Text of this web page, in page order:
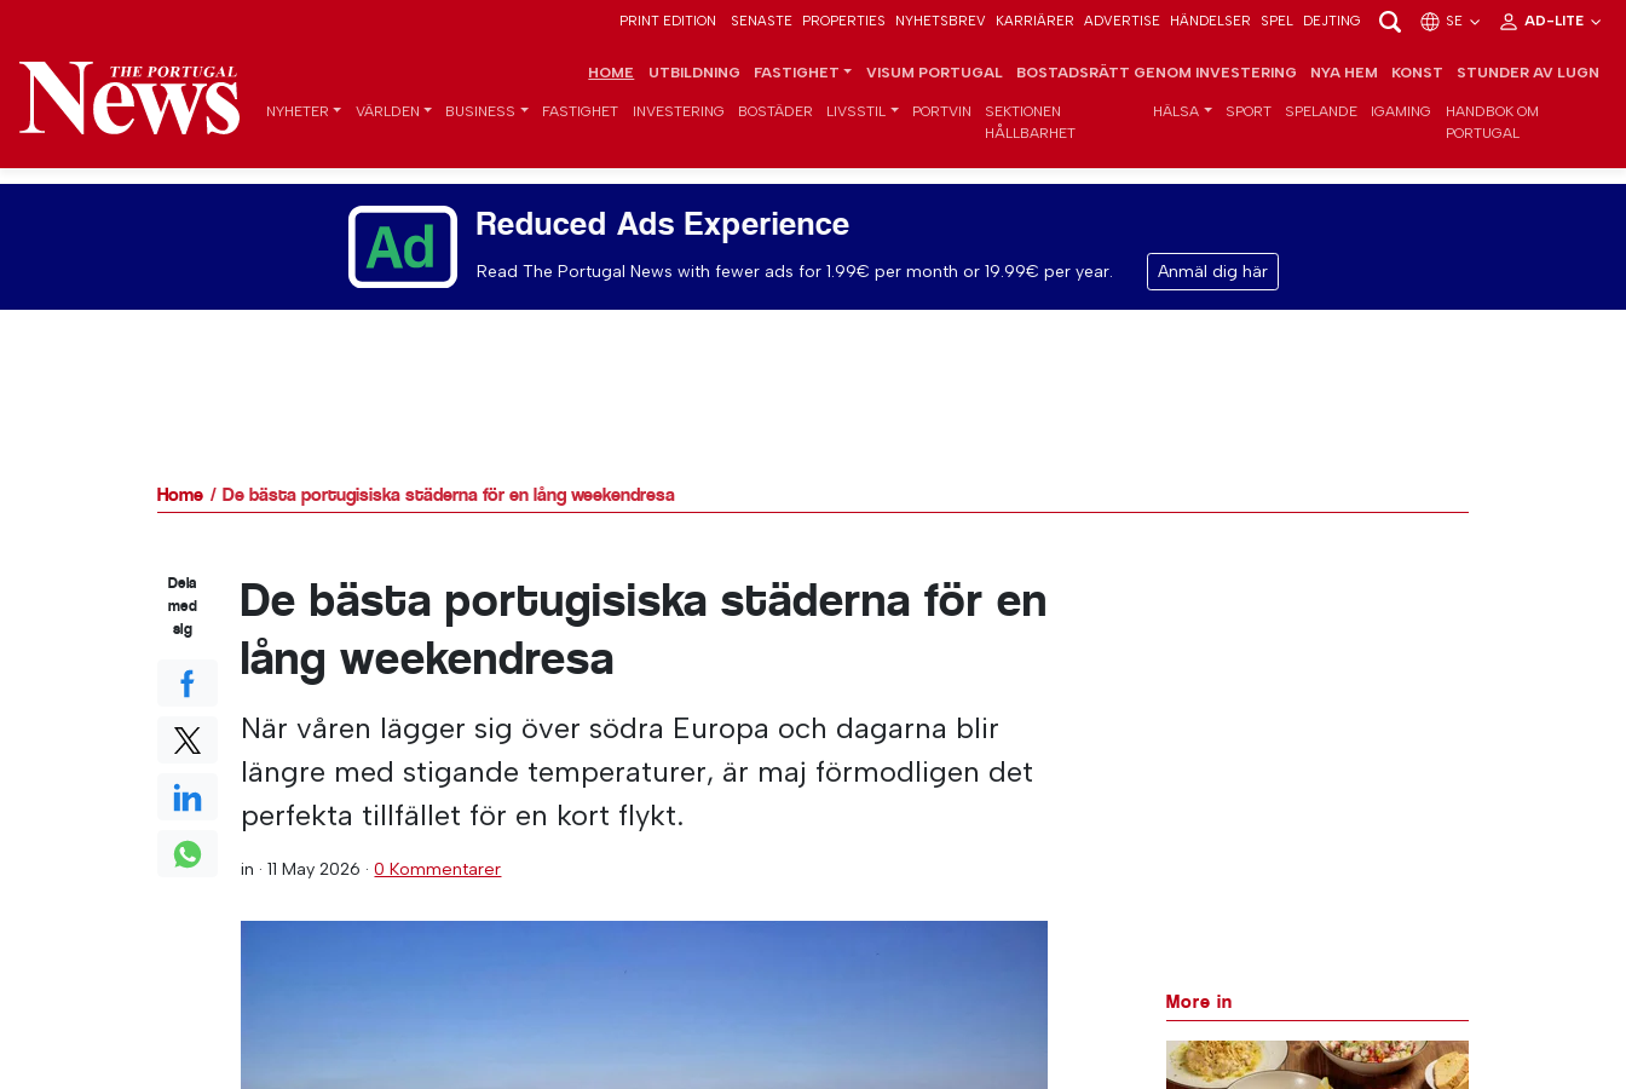
PRINT EDITION SENASTE PROPERTIES NYHETSBREV KARRIÄRER ADVERTISE HÄNDELSER SPEL DEJTING SE AD-LITE
HOME UTBILDNING FASTIGHET VISUM PORTUGAL BOSTADSRÄTT GENOM INVESTERING NYA HEM KONST STUNDER AV LUGN
NYHETER VÄRLDEN BUSINESS FASTIGHET INVESTERING BOSTÄDER LIVSSTIL PORTVIN
SEKTIONEN
HÅLLBARHET
HÄLSA SPORT SPELANDE IGAMING
HANDBOK OM
PORTUGAL
Reduced Ads Experience
Read The Portugal News with fewer ads for 1.99€ per month or 19.99€ per year. Anmäl dig här
Home De bästa portugisiska städerna för en lång weekendresa
De bästa portugisiska städerna för en
lång weekendresa
När våren lägger sig över södra Europa och dagarna blir
längre med stigande temperaturer, är maj förmodligen det
perfekta tillfället för en kort flykt.
in ·11 May 2026 ·0 Kommentarer
Dela
med
sig
More in